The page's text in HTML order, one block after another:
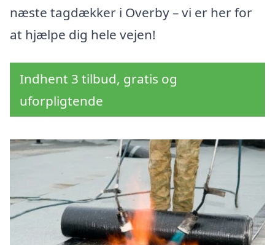
næste tagdækker i Overby – vi er her for
at hjælpe dig hele vejen!
Indhent 3 tilbud, gratis og
uforpligtende